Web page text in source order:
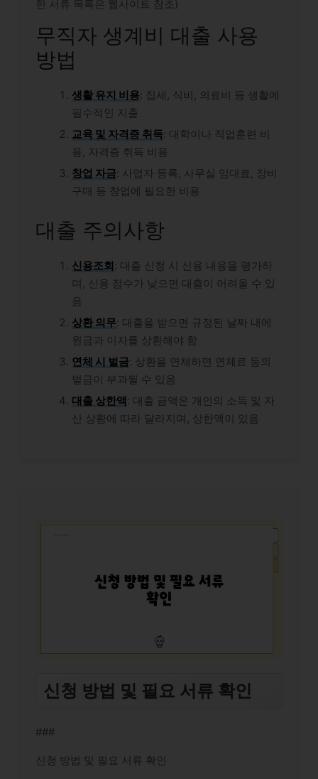
한 서류 목록은 웹사이트 참조)
무직자 생계비 대출 사용
방법
생활 유지 비용: 집세, 식비, 의료비 등 생활에
필수적인 지출
교육 및 자격증 취득: 대학이나 직업훈련 비
용, 자격증 취득 비용
창업 자금: 사업자 등록, 사무실 임대료, 장비
구매 등 창업에 필요한 비용
대출 주의사항
신용조회 : 대출 신청 시 신용 내용을 평가하
며, 신용 점수가 낮으면 대출이 어려울 수 있
음
상환 의무: 대출을 받으면 규정된 날짜 내에
원금과 이자를 상환해야 함
연체 시 벌금: 상환을 연체하면 연체료 등의
벌금이 부과될 수 있음
대출 상한액 : 대출 금액은 개인의 소득 및 자
산 상황에 따라 달라지며, 상한액이 있음
신청 방법 및 필요 서류 확인
###
신청 방법 및 필요 서류 확인